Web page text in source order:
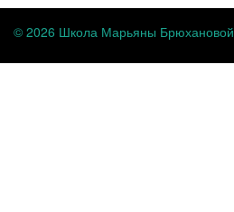
© 2026 Школа Марьяны Брюхановой